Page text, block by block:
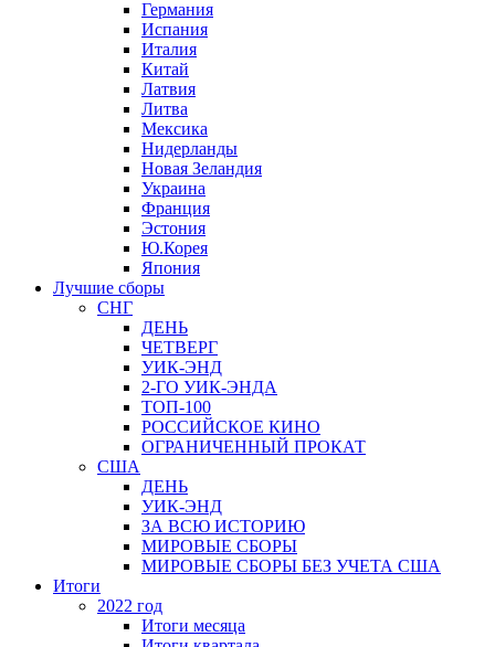
Германия
Испания
Италия
Китай
Латвия
Литва
Мексика
Нидерланды
Новая Зеландия
Украина
Франция
Эстония
Ю.Корея
Япония
Лучшие сборы
СНГ
ДЕНЬ
ЧЕТВЕРГ
УИК-ЭНД
2-ГО УИК-ЭНДА
ТОП-100
РОССИЙСКОЕ КИНО
ОГРАНИЧЕННЫЙ ПРОКАТ
США
ДЕНЬ
УИК-ЭНД
ЗА ВСЮ ИСТОРИЮ
МИРОВЫЕ СБОРЫ
МИРОВЫЕ СБОРЫ БЕЗ УЧЕТА США
Итоги
2022 год
Итоги месяца